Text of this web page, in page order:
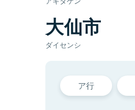
大仙市
ダイセンシ
ア行